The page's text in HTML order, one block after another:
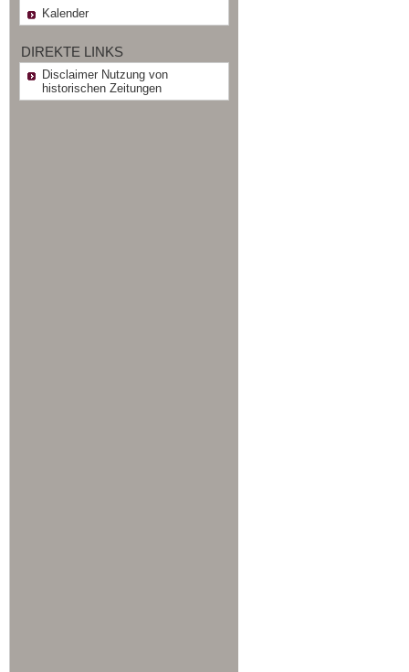
Kalender
DIREKTE LINKS
Disclaimer Nutzung von
historischen Zeitungen